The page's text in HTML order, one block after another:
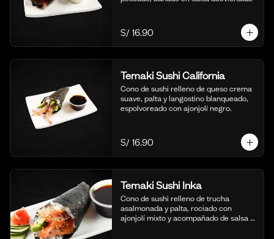
S/ 16.90
Temaki Sushi California
Cono de sushi relleno de queso crema
suave, palta y langostino blanqueado,
espolvoreado con ajonjolí negro.
S/ 16.90
Temaki Sushi Inka
Cono de sushi relleno de trucha
asalmonada y palta, rociado con
ajonjolí mixto y acompañado de salsa